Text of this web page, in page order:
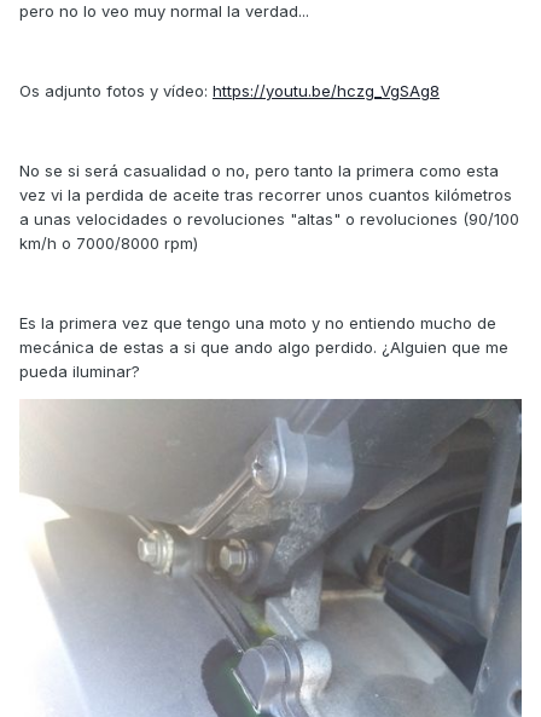
pero no lo veo muy normal la verdad...
Os adjunto fotos y vídeo: https://youtu.be/hczg_VgSAg8
No se si será casualidad o no, pero tanto la primera como esta
vez vi la perdida de aceite tras recorrer unos cuantos kilómetros
a unas velocidades o revoluciones "altas" o revoluciones (90/100
km/h o 7000/8000 rpm)
Es la primera vez que tengo una moto y no entiendo mucho de
mecánica de estas a si que ando algo perdido. ¿Alguien que me
pueda iluminar?